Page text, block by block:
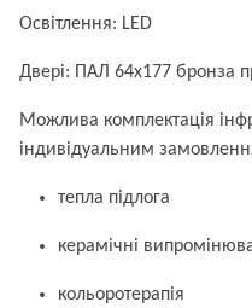
Освітлення: LED
Двері: ПАЛ 64х177 бронза
Можлива комплектація
індивідуальним
тепла підлога
керамічні
кольоротерапія